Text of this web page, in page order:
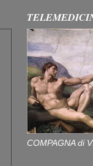
COMPAGNA di